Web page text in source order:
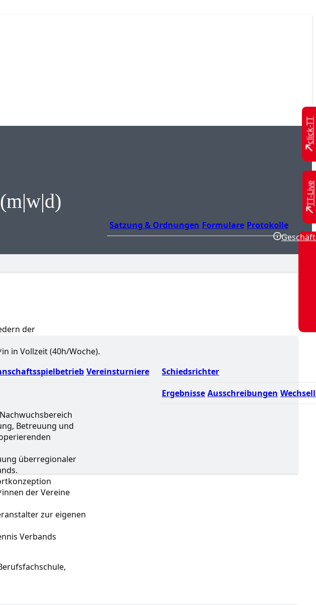
Satzung & Ordnungen Formulare Protokolle
Vereinsturniere
Schiedsrichter
Ergebnisse Ausschreibungen
der
in Vollzeit (40h/Woche).
Betreuung und
überregionaler
der Vereine
zur eigenen
Verbands
click-TT
TT-Live